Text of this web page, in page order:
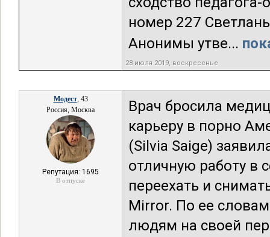
номер 227
Анонимы утве...
28 июля 2019, воскресенье
Модест, 43
Россия, Москва
Репутация: 1695
В отпуске
Врач бросила
карьеру в порно
(Silvia Saige)
отличную работу в
переехать и
Mirror. По ее
людям на своей